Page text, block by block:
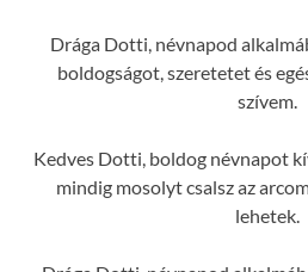
Drága Dotti, névnapod
boldogságot, szeretetet és
szívem.
Kedves Dotti, boldog névnapot
mindig mosolyt csalsz az
lehetek.